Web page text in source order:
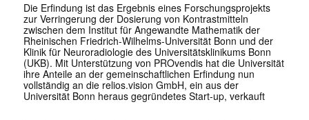
Die Erfindung ist das Ergebnis eines Forschungsprojekts
zur Verringerung der Dosierung von Kontrastmitteln
zwischen dem Institut für Angewandte Mathematik der
Rheinischen Friedrich-Wilhelms-Universität Bonn und der
Klinik für Neuroradiologie des Universitätsklinikums Bonn
(UKB). Mit Unterstützung von PROvendis hat die Universität
ihre Anteile an der gemeinschaftlichen Erfindung nun
vollständig an die relios.vision GmbH, ein aus der
Universität Bonn heraus gegründetes Start-up, verkauft